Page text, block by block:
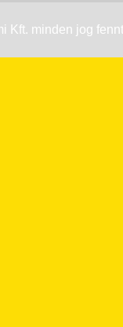
Kft. minden jog